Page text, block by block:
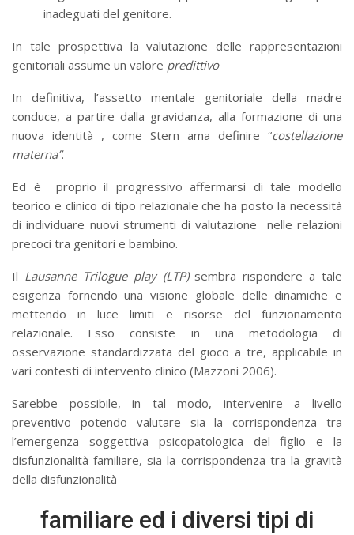
inadeguati del genitore.
In tale prospettiva la valutazione delle rappresentazioni
genitoriali assume un valore predittivo
In definitiva, l’assetto mentale genitoriale della madre
conduce, a partire dalla gravidanza, alla formazione di una
nuova identità , come Stern ama definire “costellazione
materna”.
Ed è proprio il progressivo affermarsi di tale modello
teorico e clinico di tipo relazionale che ha posto la necessità
di individuare nuovi strumenti di valutazione nelle relazioni
precoci tra genitori e bambino.
Il Lausanne Trilogue play (LTP)sembra rispondere a tale
esigenza fornendo una visione globale delle dinamiche e
mettendo in luce limiti e risorse del funzionamento
relazionale. Esso consiste in una metodologia di
osservazione standardizzata del gioco a tre, applicabile in
vari contesti di intervento clinico (Mazzoni 2006).
Sarebbe possibile, in tal modo, intervenire a livello
preventivo potendo valutare sia la corrispondenza tra
l’emergenza soggettiva psicopatologica del figlio e la
disfunzionalità familiare, sia la corrispondenza tra la gravità
della disfunzionalità
familiare ed i diversi tipi di